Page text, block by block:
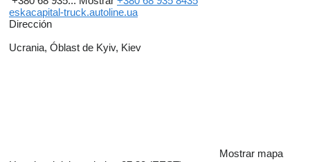
eskacapital-truck.autoline.ua
Dirección
Ucrania, Óblast de Kyiv, Kiev
Mostrar mapa